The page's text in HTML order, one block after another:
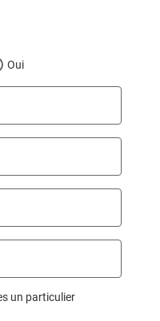
Oui
un particulier